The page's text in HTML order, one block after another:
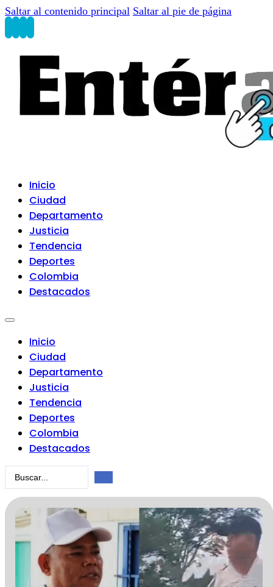
Saltar al contenido principal Saltar al pie de página
Inicio
Ciudad
Departamento
Justicia
Tendencia
Deportes
Colombia
Destacados
Inicio
Ciudad
Departamento
Justicia
Tendencia
Deportes
Colombia
Destacados
Search